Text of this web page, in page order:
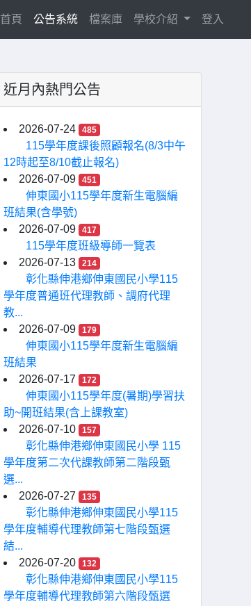
首頁 (current)
公告系統 檔案庫 學校介紹 登入
近月內熱門公告
2026-07-24 485
115學年度課後照顧報名(8/3中午
12時起至8/10截止報名)
2026-07-09
451
伸東國小115學年度新生電腦編
班結果(含學號)
2026-07-09
417
115學年度班級導師一覽表
2026-07-13
214
彰化縣伸港鄉伸東國民小學115
學年度普通班代理教師、調府代理
教...
2026-07-09
179
伸東國小115學年度新生電腦編
班結果
2026-07-17
172
伸東國小115學年度(暑期)學習扶
助~開班結果(含上課教室)
2026-07-10
157
彰化縣伸港鄉伸東國民小學 115
學年度第二次代課教師第二階段甄
選...
2026-07-27
135
彰化縣伸港鄉伸東國民小學115
學年度輔導代理教師第七階段甄選
結...
2026-07-20
132
彰化縣伸港鄉伸東國民小學115
學年度輔導代理教師第六階段甄選